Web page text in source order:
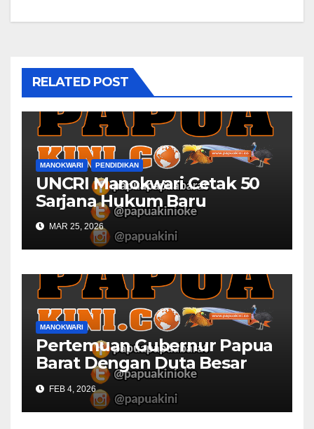
RELATED POST
MANOKWARI PENDIDIKAN
UNCRI Manokwari Cetak 50
Sarjana Hukum Baru
MAR 25, 2026
MANOKWARI
Pertemuan Gubernur Papua
Barat Dengan Duta Besar
Inggris Berbuah Manis
FEB 4, 2026